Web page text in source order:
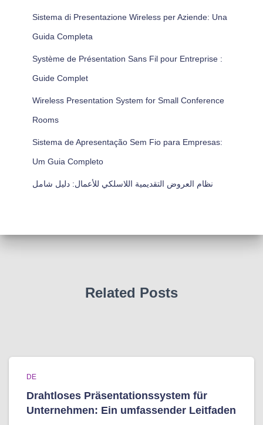
Sistema di Presentazione Wireless per Aziende: Una
Guida Completa
Système de Présentation Sans Fil pour Entreprise :
Guide Complet
Wireless Presentation System for Small Conference
Rooms
Sistema de Apresentação Sem Fio para Empresas:
Um Guia Completo
نظام العروض التقديمية اللاسلكي للأعمال: دليل شامل
Related Posts
DE
Drahtloses Präsentationssystem für
Unternehmen: Ein umfassender Leitfaden